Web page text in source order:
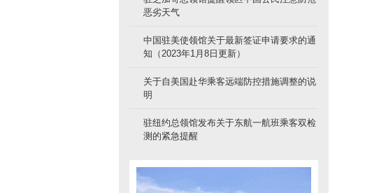
恶劣天气
中国驻美使领馆关于最新签证申请要求的通
知（2023年1月8日更新）
关于自美国赴华乘客远端防控措施调整的说
明
驻纽约总领馆发布关于东航一航班乘客双检
测的紧急提醒